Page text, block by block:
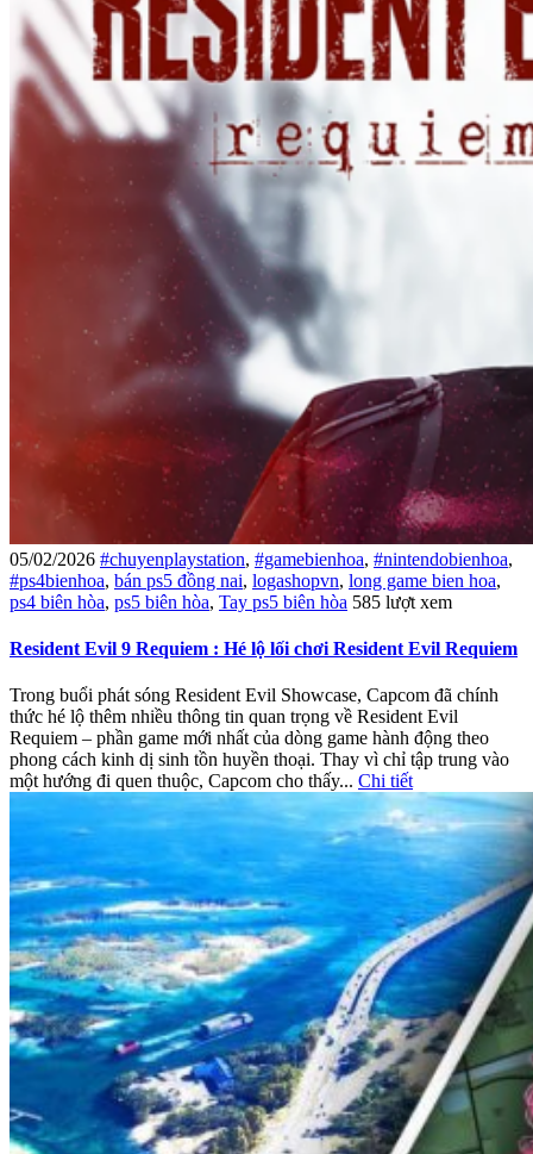
05/02/2026 #chuyenplaystation, #gamebienhoa, #nintendobienhoa,
#ps4bienhoa, bán ps5 đồng nai, logashopvn, long game bien hoa,
ps4 biên hòa, ps5 biên hòa, Tay ps5 biên hòa 585 lượt xem
Resident Evil 9 Requiem : Hé lộ lối chơi Resident Evil Requiem
Trong buổi phát sóng Resident Evil Showcase, Capcom đã chính
thức hé lộ thêm nhiều thông tin quan trọng về Resident Evil
Requiem – phần game mới nhất của dòng game hành động theo
phong cách kinh dị sinh tồn huyền thoại. Thay vì chỉ tập trung vào
một hướng đi quen thuộc, Capcom cho thấy... Chi tiết